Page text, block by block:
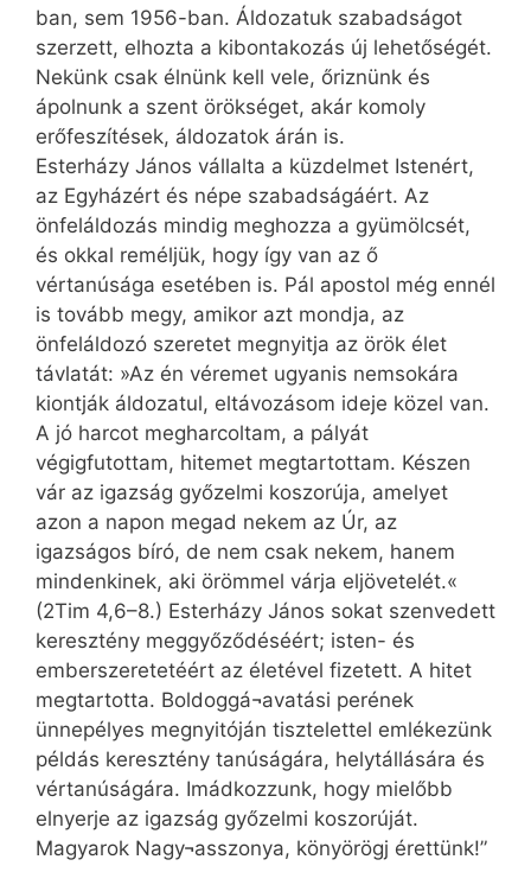
ban, sem 1956-ban. Áldozatuk szabadságot
szerzett, elhozta a kibontakozás új lehetőségét.
Nekünk csak élnünk kell vele, őriznünk és
ápolnunk a szent örökséget, akár komoly
erőfeszítések, áldozatok árán is.
Esterházy János vállalta a küzdelmet Istenért,
az Egyházért és népe szabadságáért. Az
önfeláldozás mindig meghozza a gyümölcsét,
és okkal reméljük, hogy így van az ő
vértanúsága esetében is. Pál apostol még ennél
is tovább megy, amikor azt mondja, az
önfeláldozó szeretet megnyitja az örök élet
távlatát: »Az én véremet ugyanis nemsokára
kiontják áldozatul, eltávozásom ideje közel van.
A jó harcot megharcoltam, a pályát
végigfutottam, hitemet megtartottam. Készen
vár az igazság győzelmi koszorúja, amelyet
azon a napon megad nekem az Úr, az
igazságos bíró, de nem csak nekem, hanem
mindenkinek, aki örömmel várja eljövetelét.«
(2Tim 4,6–8.) Esterházy János sokat szenvedett
keresztény meggyőződéséért; isten- és
emberszeretetéért az életével fizetett. A hitet
megtartotta. Boldoggá¬avatási perének
ünnepélyes megnyitóján tisztelettel emlékezünk
példás keresztény tanúságára, helytállására és
vértanúságára. Imádkozzunk, hogy mielőbb
elnyerje az igazság győzelmi koszorúját.
Magyarok Nagy¬asszonya, könyörögj érettünk!”